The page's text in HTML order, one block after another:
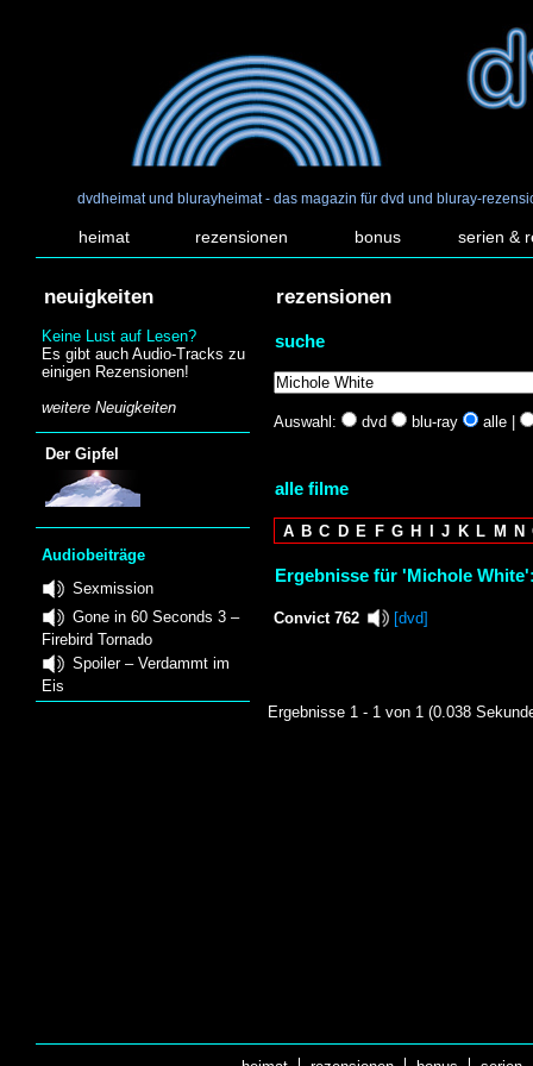
dvdheimat und blurayheimat - das magazin für dvd und bluray-
heimat rezensionen bonus serien &
neuigkeiten
Keine Lust auf Lesen?
Es gibt auch Audio-Tracks zu
einigen Rezensionen!
weitere Neuigkeiten
Der Gipfel
Audiobeiträge
Sexmission
Gone in 60 Seconds 3 –
Firebird Tornado
Spoiler – Verdammt im
Eis
rezensionen
suche
Auswahl: dvd blu-ray alle |
alle filme
A B C D E F G H I J K L M N
Ergebnisse für 'Michole
Convict 762 [dvd]
Ergebnisse 1 - 1 von 1 (0.038